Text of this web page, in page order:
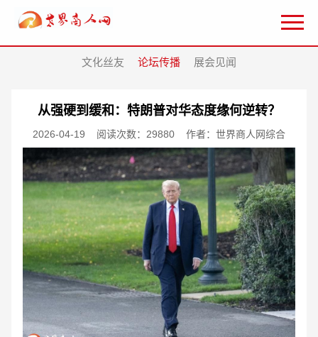
文化丝友 论坛传播 展会见闻
从强硬到缓和：特朗普对华态度缘何逆转？
2026-04-19 阅读次数：29880 作者：世界商人网综合